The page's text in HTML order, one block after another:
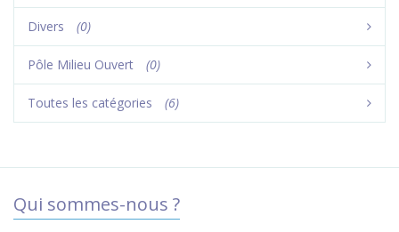
Divers (0)
Pôle Milieu Ouvert (0)
Toutes les catégories (6)
Qui sommes-nous ?